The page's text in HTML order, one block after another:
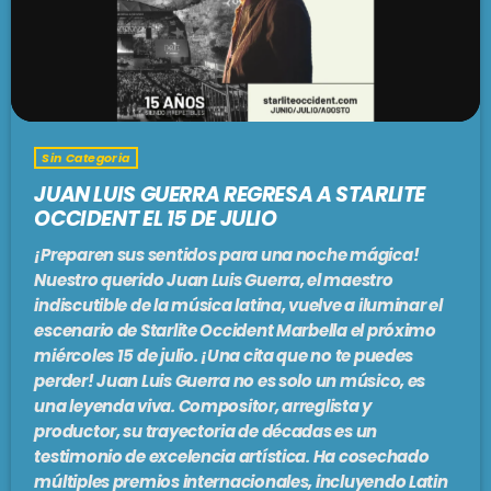
BARCELONA
MALLORCA
PODCASTS
EN VIVO AHORA!
Sin Categoria
JUAN LUIS GUERRA REGRESA A STARLITE
OCCIDENT EL 15 DE JULIO
¡Preparen sus sentidos para una noche mágica!
Nuestro querido Juan Luis Guerra, el maestro
indiscutible de la música latina, vuelve a iluminar el
escenario de Starlite Occident Marbella el próximo
miércoles 15 de julio. ¡Una cita que no te puedes
perder! Juan Luis Guerra no es solo un músico, es
una leyenda viva. Compositor, arreglista y
productor, su trayectoria de décadas es un
testimonio de excelencia artística. Ha cosechado
múltiples premios internacionales, incluyendo Latin